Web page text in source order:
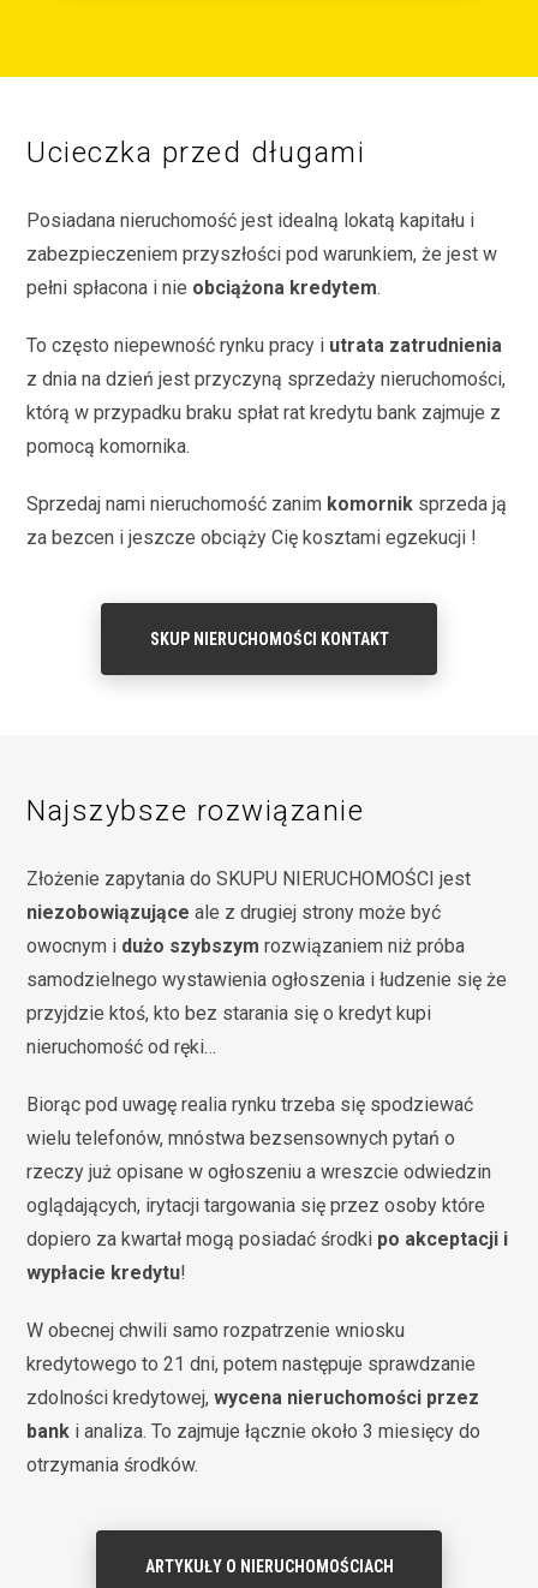
Ucieczka przed długami
Posiadana nieruchomość jest idealną lokatą kapitału i
zabezpieczeniem przyszłości pod warunkiem, że jest w
pełni spłacona i nie obciążona kredytem.
To często niepewność rynku pracy i utrata zatrudnienia
z dnia na dzień jest przyczyną sprzedaży nieruchomości,
którą w przypadku braku spłat rat kredytu bank zajmuje z
pomocą komornika.
Sprzedaj nami nieruchomość zanim komornik sprzeda ją
za bezcen i jeszcze obciąży Cię kosztami egzekucji !
SKUP NIERUCHOMOŚCI KONTAKT
Najszybsze rozwiązanie
Złożenie zapytania do SKUPU NIERUCHOMOŚCI jest
niezobowiązujące ale z drugiej strony może być
owocnym i dużo szybszym rozwiązaniem niż próba
samodzielnego wystawienia ogłoszenia i łudzenie się że
przyjdzie ktoś, kto bez starania się o kredyt kupi
nieruchomość od ręki…
Biorąc pod uwagę realia rynku trzeba się spodziewać
wielu telefonów, mnóstwa bezsensownych pytań o
rzeczy już opisane w ogłoszeniu a wreszcie odwiedzin
oglądających, irytacji targowania się przez osoby które
dopiero za kwartał mogą posiadać środki po akceptacji i
wypłacie kredytu!
W obecnej chwili samo rozpatrzenie wniosku
kredytowego to 21 dni, potem następuje sprawdzanie
zdolności kredytowej,wycena nieruchomości przez
bank i analiza. To zajmuje łącznie około 3 miesięcy do
otrzymania środków.
ARTYKUŁY O NIERUCHOMOŚCIACH